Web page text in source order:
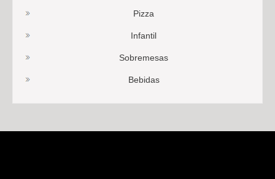
Pizza
Infantil
Sobremesas
Bebidas